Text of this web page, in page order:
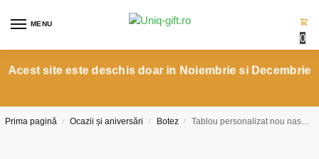
MENU
0
Acest site este deschis doar in Noiembrie si Decembrie
Prima pagină / Ocazii și aniversări / Botez / Tablou personalizat nou nascut cu poze din primul an